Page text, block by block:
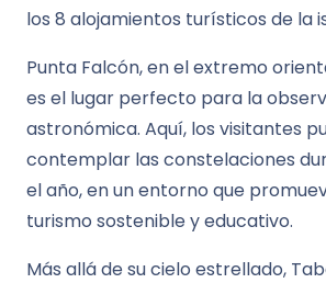
los 8 alojamientos turísticos de la
Punta Falcón, en el extremo
es el lugar perfecto para la
astronómica. Aquí, los visitantes
contemplar las constelaciones
el año, en un entorno que
turismo sostenible y educativo.
Más allá de su cielo estrellado,